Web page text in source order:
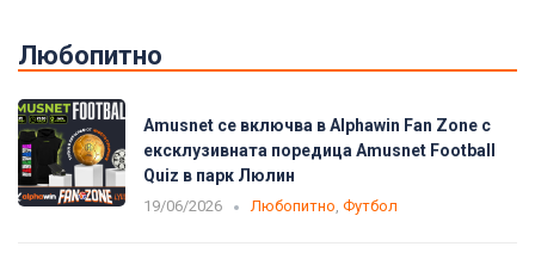
Любопитно
Amusnet се включва в Alphawin Fan Zone с
ексклузивната поредица Amusnet Football
Quiz в парк Люлин
19/06/2026 Любопитно Футбол